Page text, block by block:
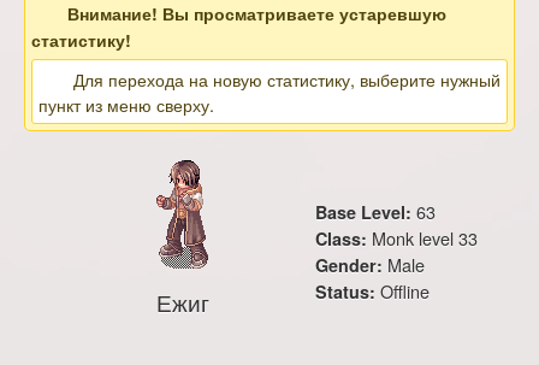
Внимание! Вы просматриваете устаревшую
статистику!
Для перехода на новую статистику, выберите нужный
пункт из меню сверху.
Ежиг
Base Level: 63
Class: Monk level 33
Gender: Male
Status: Offline